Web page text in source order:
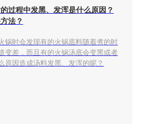
过程中发黑、发浑是什么原因？
法？
锅时会发现有的火锅底料随着煮的时
变差，而且有的火锅汤底会变黑或者
原因造成汤料发黑、发浑的呢？